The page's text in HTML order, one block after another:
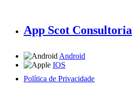
App Scot Consultoria
Android
IOS
Política de Privacidade